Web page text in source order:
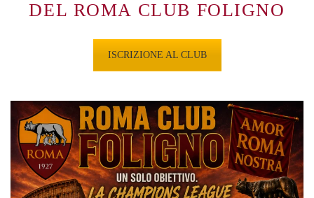
DEL ROMA CLUB FOLIGNO
ISCRIZIONE AL CLUB